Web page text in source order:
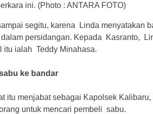
ini. (Photo : ANTARA FOTO)
segitu, karena Linda menyatakan
persidangan. Kepada Kasranto,
itu ialah Teddy Minahasa.
ke bandar
itu menjabat sebagai Kapolsek
untuk mencari pembeli sabu.